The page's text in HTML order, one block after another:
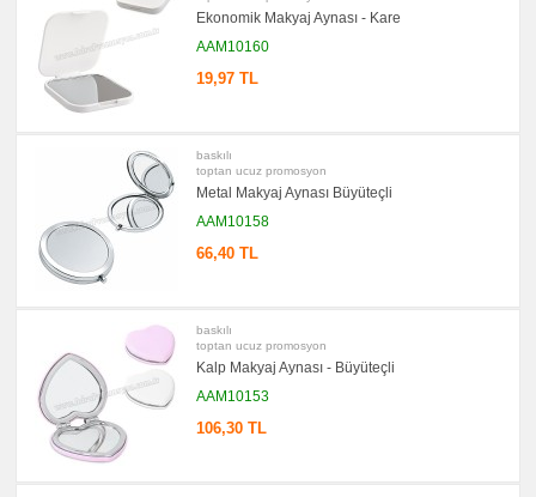
Ekonomik Makyaj Aynası - Kare
AAM10160
19,97 TL
baskılı
toptan ucuz promosyon
Metal Makyaj Aynası Büyüteçli
AAM10158
66,40 TL
baskılı
toptan ucuz promosyon
Kalp Makyaj Aynası - Büyüteçli
AAM10153
106,30 TL
Seti
promosyon
Bilgisayar
Aksesuarları